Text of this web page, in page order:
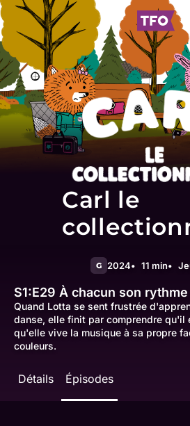
Carl le
G 2024 11 min
S1:E29 À chacun son rythme
Quand Lotta se sent frustrée
danse, elle finit par comprendre qu'il
qu'elle vive la musique à sa propre
couleurs.
Détails Épisodes